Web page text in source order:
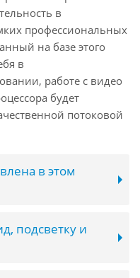
в
профессиональных
на базе этого
в
работе с видео
будет
потоковой
в этом
подсветку и